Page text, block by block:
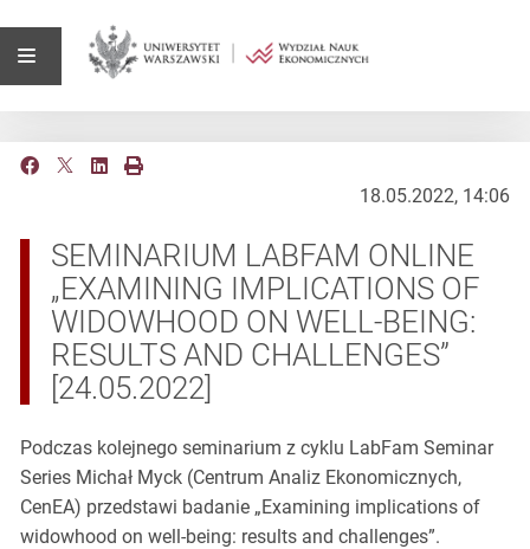
18.05.2022, 14:06
SEMINARIUM LABFAM ONLINE
„EXAMINING IMPLICATIONS OF
WIDOWHOOD ON WELL-BEING:
RESULTS AND CHALLENGES”
[24.05.2022]
Podczas kolejnego seminarium z cyklu LabFam Seminar
Series Michał Myck (Centrum Analiz Ekonomicznych,
CenEA) przedstawi badanie „Examining implications of
widowhood on well-being: results and challenges”.